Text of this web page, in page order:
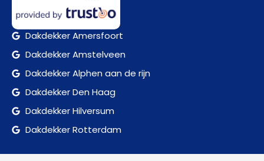
Dakdekker Amersfoort
Dakdekker Amstelveen
Dakdekker Alphen aan de rijn
Dakdekker Den Haag
Dakdekker Hilversum
Dakdekker Rotterdam